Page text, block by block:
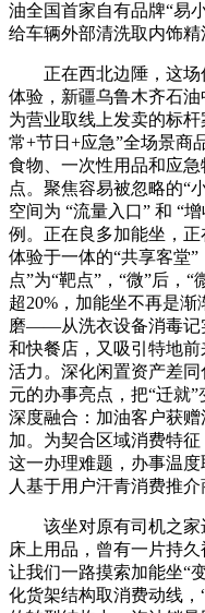
油全国首家自有品牌“易
给车辆外部清洗取内饰精
正在西北边陲，这场
体验，新疆乌鲁木齐石
为营业取线上发卖的标杆
常+节日+应急”全场景商
食物、一次性用品和应
点。聚焦容易被忽略的“
空间为 “流量入口” 和 “
例。正在良多加能坐，
体验于一体的“共享客堂
点”为“靶点”，“微”后，
超20%，加能坐不再是
磨——从洗衣设备消毒记
和快餐店，又吸引特地
活力。深化闲置资产差
元的办事亮点，把“迁就
深度融合：加油客户获
加。为契合区域消费特
这一办理难题，办事温
人基于用户汗青消费推介
该坐对原有司机之家
床上用品，曾有一片持
让我们一路摸索加能坐“
化货架结构取消费动线，